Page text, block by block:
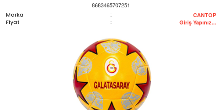
8683465707251
Marka
: CANTOP
Fiyat : Giriş Yapınız...